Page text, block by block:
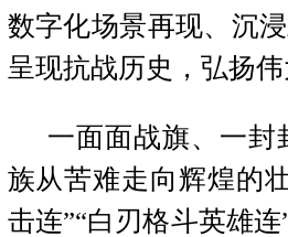
数字化场景再现、沉
呈现抗战历史，弘扬
一面面战旗、一
族从苦难走向辉煌的
击连”“白刃格斗英雄